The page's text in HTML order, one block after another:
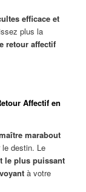
efficace et
plus la
retour affectif
Affectif en
marabout
destin. Le
le plus puissant
à votre